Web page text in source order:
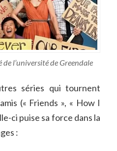
de l’université de Greendale
séries qui tournent
(« Friends », « How I
ci puise sa force dans la
: